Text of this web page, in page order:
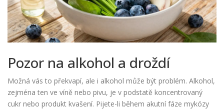
Pozor na alkohol a droždí
Možná vás to překvapí, ale i alkohol může být problém. Alkohol,
zejména ten ve víně nebo pivu, je v podstatě koncentrovaný
cukr nebo produkt kvašení. Pijete-li během akutní fáze mykózy